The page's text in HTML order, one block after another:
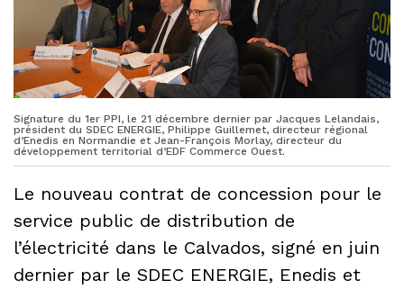
Signature du 1er PPI, le 21 décembre dernier par Jacques Lelandais,
président du SDEC ENERGIE, Philippe Guillemet, directeur régional
d’Enedis en Normandie et Jean-François Morlay, directeur du
développement territorial d’EDF Commerce Ouest.
Le nouveau contrat de concession pour le
service public de distribution de
l’électricité dans le Calvados, signé en juin
dernier par le SDEC ENERGIE, Enedis et